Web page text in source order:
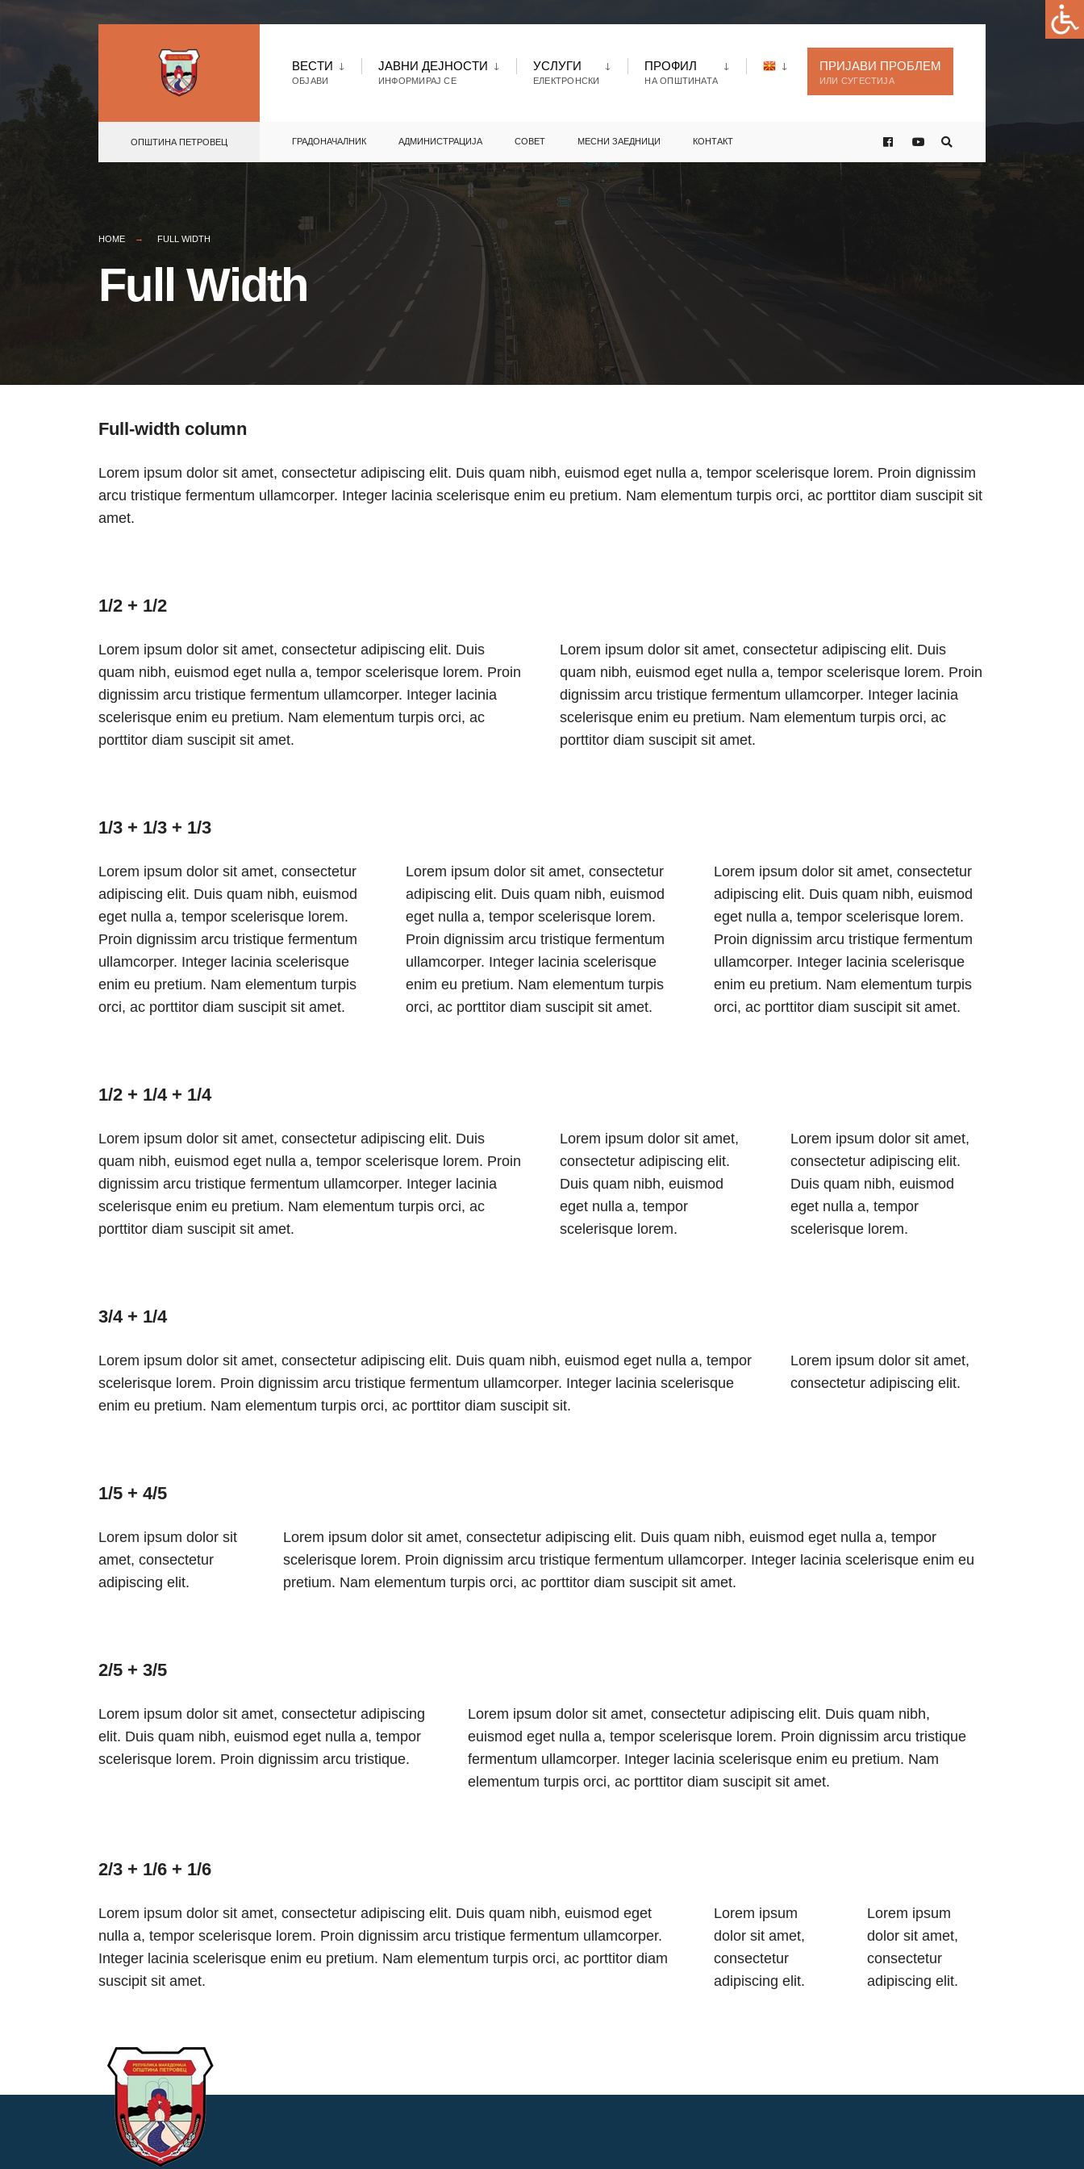
ВЕСТИ
ОБЈАВИ
ЈАВНИ ДЕЈНОСТИ
ИНФОРМИРАЈ СЕ
УСЛУГИ
ЕЛЕКТРОНСКИ
ПРОФИЛ
НА ОПШТИНАТА
ПРИЈАВИ ПРОБЛЕМ
ИЛИ СУГЕСТИЈА
ОПШТИНА ПЕТРОВЕЦ ГРАДОНАЧАЛНИК АДМИНИСТРАЦИЈА СОВЕТ МЕСНИ ЗАЕДНИЦИ КОНТАКТ
HOME FULL WIDTH
Full Width
Full-width column
Lorem ipsum dolor sit amet, consectetur adipiscing elit. Duis quam nibh, euismod eget nulla a, tempor scelerisque lorem. Proin dignissim
arcu tristique fermentum ullamcorper. Integer lacinia scelerisque enim eu pretium. Nam elementum turpis orci, ac porttitor diam suscipit sit
amet.
1/2 + 1/2
Lorem ipsum dolor sit amet, consectetur adipiscing elit. Duis
quam nibh, euismod eget nulla a, tempor scelerisque lorem. Proin
dignissim arcu tristique fermentum ullamcorper. Integer lacinia
scelerisque enim eu pretium. Nam elementum turpis orci, ac
porttitor diam suscipit sit amet.
Lorem ipsum dolor sit amet, consectetur adipiscing elit. Duis
quam nibh, euismod eget nulla a, tempor scelerisque lorem. Proin
dignissim arcu tristique fermentum ullamcorper. Integer lacinia
scelerisque enim eu pretium. Nam elementum turpis orci, ac
porttitor diam suscipit sit amet.
1/3 + 1/3 + 1/3
Lorem ipsum dolor sit amet, consectetur
adipiscing elit. Duis quam nibh, euismod
eget nulla a, tempor scelerisque lorem.
Proin dignissim arcu tristique fermentum
ullamcorper. Integer lacinia scelerisque
enim eu pretium. Nam elementum turpis
orci, ac porttitor diam suscipit sit amet.
Lorem ipsum dolor sit amet, consectetur
adipiscing elit. Duis quam nibh, euismod
eget nulla a, tempor scelerisque lorem.
Proin dignissim arcu tristique fermentum
ullamcorper. Integer lacinia scelerisque
enim eu pretium. Nam elementum turpis
orci, ac porttitor diam suscipit sit amet.
Lorem ipsum dolor sit amet, consectetur
adipiscing elit. Duis quam nibh, euismod
eget nulla a, tempor scelerisque lorem.
Proin dignissim arcu tristique fermentum
ullamcorper. Integer lacinia scelerisque
enim eu pretium. Nam elementum turpis
orci, ac porttitor diam suscipit sit amet.
1/2 + 1/4 + 1/4
Lorem ipsum dolor sit amet, consectetur adipiscing elit. Duis
quam nibh, euismod eget nulla a, tempor scelerisque lorem. Proin
dignissim arcu tristique fermentum ullamcorper. Integer lacinia
scelerisque enim eu pretium. Nam elementum turpis orci, ac
porttitor diam suscipit sit amet.
Lorem ipsum dolor sit amet,
consectetur adipiscing elit.
Duis quam nibh, euismod
eget nulla a, tempor
scelerisque lorem.
Lorem ipsum dolor sit amet,
consectetur adipiscing elit.
Duis quam nibh, euismod
eget nulla a, tempor
scelerisque lorem.
3/4 + 1/4
Lorem ipsum dolor sit amet, consectetur adipiscing elit. Duis quam nibh, euismod eget nulla a, tempor
scelerisque lorem. Proin dignissim arcu tristique fermentum ullamcorper. Integer lacinia scelerisque
enim eu pretium. Nam elementum turpis orci, ac porttitor diam suscipit sit.
Lorem ipsum dolor sit amet,
consectetur adipiscing elit.
1/5 + 4/5
Lorem ipsum dolor sit
amet, consectetur
adipiscing elit.
Lorem ipsum dolor sit amet, consectetur adipiscing elit. Duis quam nibh, euismod eget nulla a, tempor
scelerisque lorem. Proin dignissim arcu tristique fermentum ullamcorper. Integer lacinia scelerisque enim eu
pretium. Nam elementum turpis orci, ac porttitor diam suscipit sit amet.
2/5 + 3/5
Lorem ipsum dolor sit amet, consectetur adipiscing
elit. Duis quam nibh, euismod eget nulla a, tempor
scelerisque lorem. Proin dignissim arcu tristique.
Lorem ipsum dolor sit amet, consectetur adipiscing elit. Duis quam nibh,
euismod eget nulla a, tempor scelerisque lorem. Proin dignissim arcu tristique
fermentum ullamcorper. Integer lacinia scelerisque enim eu pretium. Nam
elementum turpis orci, ac porttitor diam suscipit sit amet.
2/3 + 1/6 + 1/6
Lorem ipsum dolor sit amet, consectetur adipiscing elit. Duis quam nibh, euismod eget
nulla a, tempor scelerisque lorem. Proin dignissim arcu tristique fermentum ullamcorper.
Integer lacinia scelerisque enim eu pretium. Nam elementum turpis orci, ac porttitor diam
suscipit sit amet.
Lorem ipsum
dolor sit amet,
consectetur
adipiscing elit.
Lorem ipsum
dolor sit amet,
consectetur
adipiscing elit.